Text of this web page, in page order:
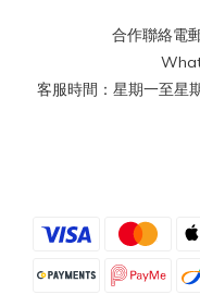
合作聯絡電
客服時間：星期一至星